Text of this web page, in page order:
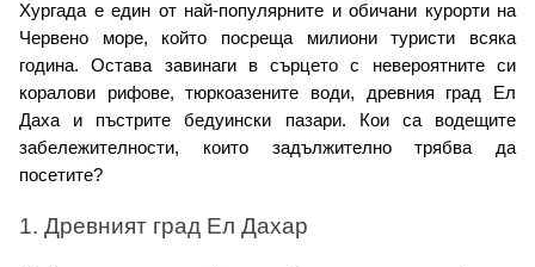
Хургада е един от най-популярните и обичани курорти на
Червено море, който посреща милиони туристи всяка
година. Остава завинаги в сърцето с невероятните си
коралови рифове, тюркоазените води, древния град Ел
Даха и пъстрите бедуински пазари. Кои са водещите
забележителности, които задължително трябва да
посетите?
1. Древният град Ел Дахар